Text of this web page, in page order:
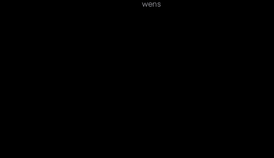
wens